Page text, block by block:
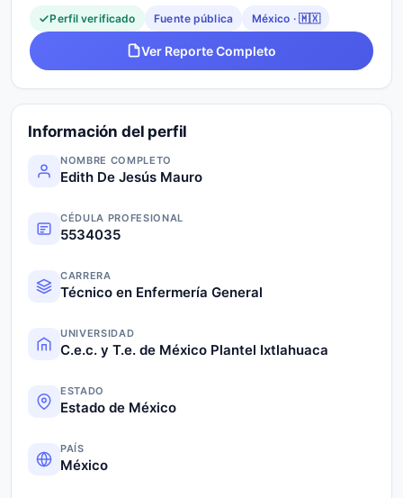
Perfil verificado Fuente pública México · 🇲🇽
Ver Reporte Completo
Información del perfil
NOMBRE COMPLETO
Edith De Jesús Mauro
CÉDULA PROFESIONAL
5534035
CARRERA
Técnico en Enfermería General
UNIVERSIDAD
C.e.c. y T.e. de México Plantel Ixtlahuaca
ESTADO
Estado de México
PAÍS
México